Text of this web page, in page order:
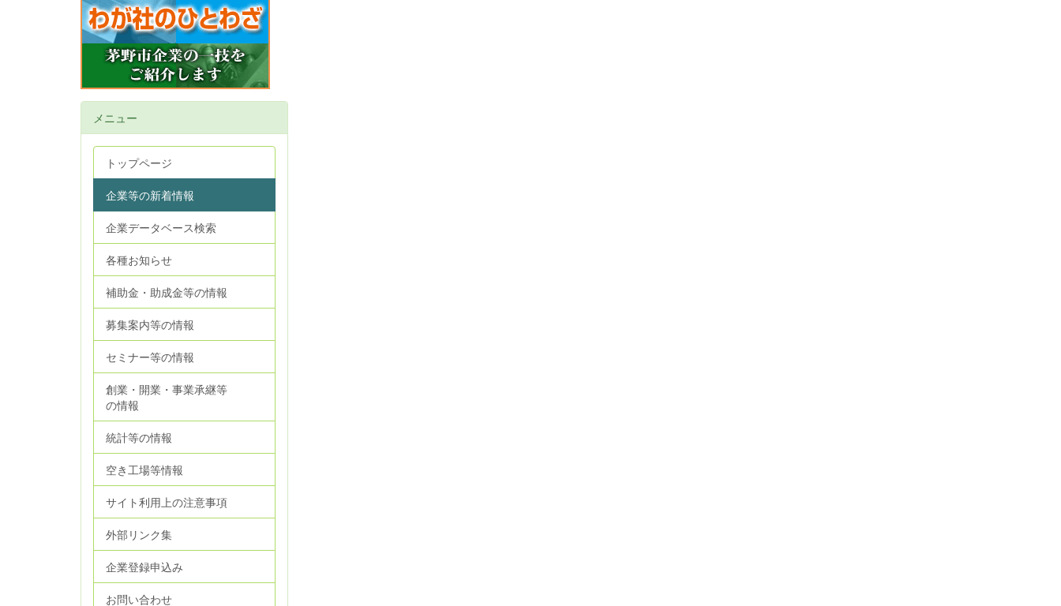
メニュー
トップページ
企業等の新着情報
企業データベース検索
各種お知らせ
補助金・助成金等の情報
募集案内等の情報
セミナー等の情報
創業・開業・事業承継等
の情報
統計等の情報
空き工場等情報
サイト利用上の注意事項
外部リンク集
企業登録申込み
お問い合わせ